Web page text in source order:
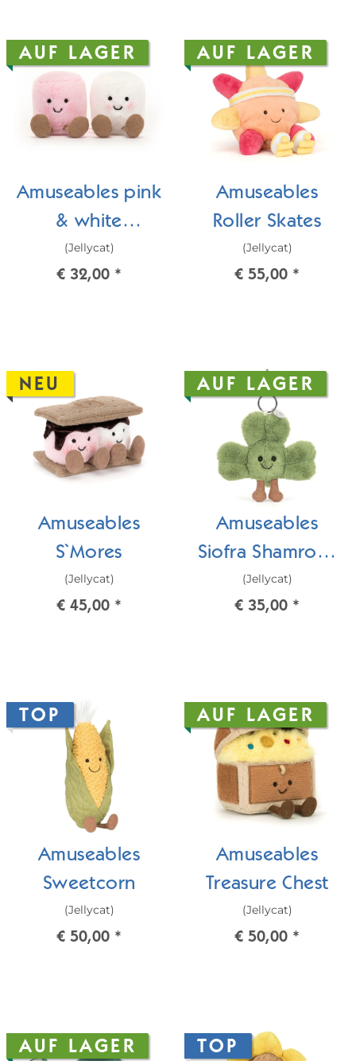
AUF LAGER
Amuseables pink
& white
Marshmallows
(Jellycat)
€ 32,00 *
AUF LAGER
Amuseables
Roller Skates
(Jellycat)
€ 55,00 *
NEU
Amuseables
S`Mores
(Jellycat)
€ 45,00 *
AUF LAGER
Amuseables
Siofra Shamrock
Bag charm/
Kleeblatt
(Jellycat)
€ 35,00 *
TOP
Amuseables
Sweetcorn
(Jellycat)
€ 50,00 *
AUF LAGER
Amuseables
Treasure Chest
(Jellycat)
€ 50,00 *
AUF LAGER TOP